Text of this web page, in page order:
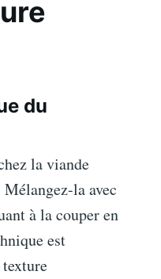
du
la viande
la avec
à la couper en
est